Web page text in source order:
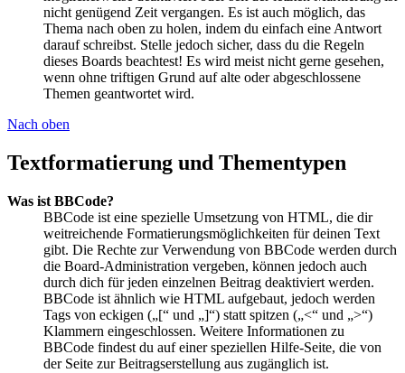
nicht genügend Zeit vergangen. Es ist auch möglich, das
Thema nach oben zu holen, indem du einfach eine Antwort
darauf schreibst. Stelle jedoch sicher, dass du die Regeln
dieses Boards beachtest! Es wird meist nicht gerne gesehen,
wenn ohne triftigen Grund auf alte oder abgeschlossene
Themen geantwortet wird.
Nach oben
Textformatierung und Thementypen
Was ist BBCode?
BBCode ist eine spezielle Umsetzung von HTML, die dir
weitreichende Formatierungsmöglichkeiten für deinen Text
gibt. Die Rechte zur Verwendung von BBCode werden durch
die Board-Administration vergeben, können jedoch auch
durch dich für jeden einzelnen Beitrag deaktiviert werden.
BBCode ist ähnlich wie HTML aufgebaut, jedoch werden
Tags von eckigen („[“ und „]“) statt spitzen („<“ und „>“)
Klammern eingeschlossen. Weitere Informationen zu
BBCode findest du auf einer speziellen Hilfe-Seite, die von
der Seite zur Beitragserstellung aus zugänglich ist.